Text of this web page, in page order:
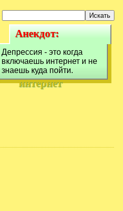
Анекдот:
Депрессия - это
когда включаешь
интернет
Анекдот:
Депрессия - это
когда включаешь
интернет
Депрессия - это когда
включаешь интернет и не
знаешь куда пойти.